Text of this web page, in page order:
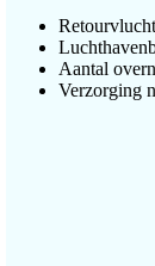
Aantal
Verzorging